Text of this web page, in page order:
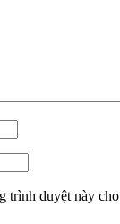
trình duyệt này